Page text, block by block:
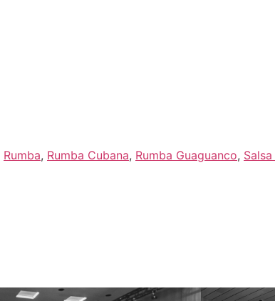
Rumba, Rumba Cubana, Rumba Guaguanco,